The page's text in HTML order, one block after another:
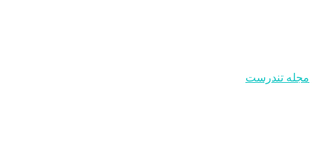
مجله تندرست